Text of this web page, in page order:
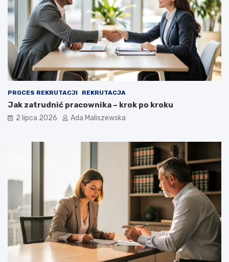
PROCES REKRUTACJI REKRUTACJA
Jak zatrudnić pracownika – krok po kroku
2 lipca 2026 Ada Maliszewska